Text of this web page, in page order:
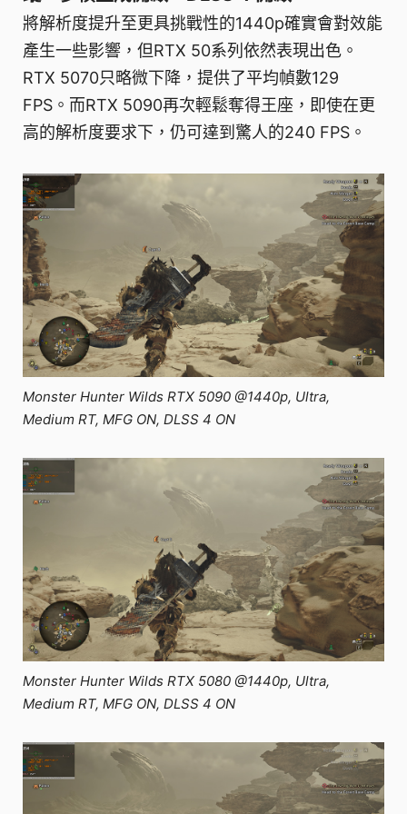
將解析度提升至更具挑戰性的1440p確實會對效能
產生一些影響，但RTX 50系列依然表現出色。
RTX 5070只略微下降，提供了平均幀數129
FPS。而RTX 5090再次輕鬆奪得王座，即使在更
高的解析度要求下，仍可達到驚人的240 FPS。
Monster Hunter Wilds RTX 5090 @1440p, Ultra,
Medium RT, MFG ON, DLSS 4 ON
Monster Hunter Wilds RTX 5080 @1440p, Ultra,
Medium RT, MFG ON, DLSS 4 ON